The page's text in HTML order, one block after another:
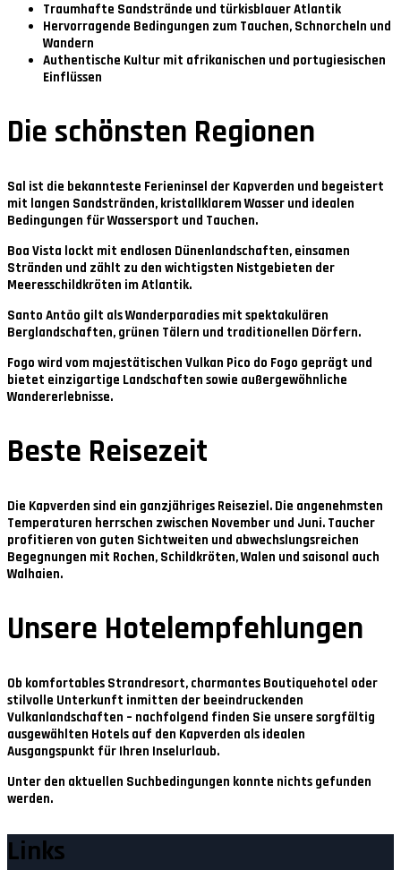
Traumhafte Sandstrände und türkisblauer Atlantik
Hervorragende Bedingungen zum Tauchen, Schnorcheln und
Wandern
Authentische Kultur mit afrikanischen und portugiesischen
Einflüssen
Die schönsten Regionen
Sal ist die bekannteste Ferieninsel der Kapverden und begeistert
mit langen Sandstränden, kristallklarem Wasser und idealen
Bedingungen für Wassersport und Tauchen.
Boa Vista lockt mit endlosen Dünenlandschaften, einsamen
Stränden und zählt zu den wichtigsten Nistgebieten der
Meeresschildkröten im Atlantik.
Santo Antão gilt als Wanderparadies mit spektakulären
Berglandschaften, grünen Tälern und traditionellen Dörfern.
Fogo wird vom majestätischen Vulkan Pico do Fogo geprägt und
bietet einzigartige Landschaften sowie außergewöhnliche
Wandererlebnisse.
Beste Reisezeit
Die Kapverden sind ein ganzjähriges Reiseziel. Die angenehmsten
Temperaturen herrschen zwischen November und Juni. Taucher
profitieren von guten Sichtweiten und abwechslungsreichen
Begegnungen mit Rochen, Schildkröten, Walen und saisonal auch
Walhaien.
Unsere Hotelempfehlungen
Ob komfortables Strandresort, charmantes Boutiquehotel oder
stilvolle Unterkunft inmitten der beeindruckenden
Vulkanlandschaften – nachfolgend finden Sie unsere sorgfältig
ausgewählten Hotels auf den Kapverden als idealen
Ausgangspunkt für Ihren Inselurlaub.
Unter den aktuellen Suchbedingungen konnte nichts gefunden
werden.
Links